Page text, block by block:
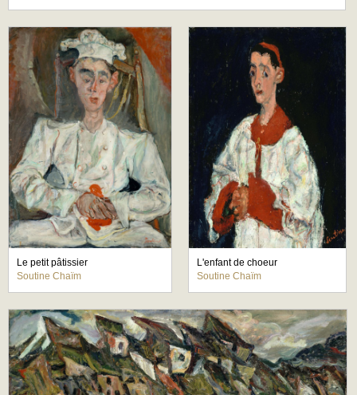
Le petit pâtissier
Soutine Chaïm
L'enfant de choeur
Soutine Chaïm